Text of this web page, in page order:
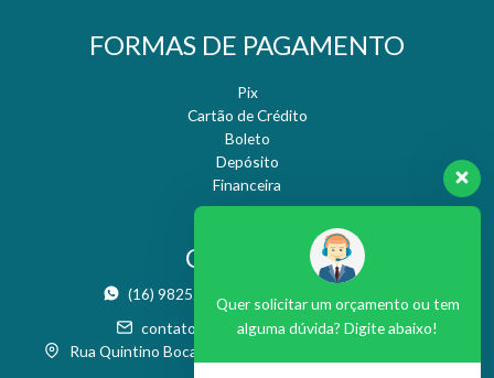
FORMAS DE PAGAMENTO
Pix
Cartão de Crédito
Boleto
Depósito
Financeira
CONTATO
(16) 98252-9955
contato@nresteticaesaude.com.br
Rua Quintino Bocaiúva, 986 - Boa Vista - São Carlos / SP
Quer solicitar um orçamento ou tem
alguma dúvida? Digite abaixo!